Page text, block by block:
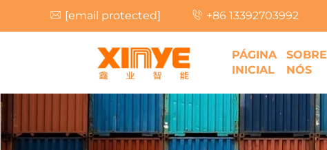
[email protected] +86 13392703992
PÁGINA
INICIAL
SOBRE
NÓS